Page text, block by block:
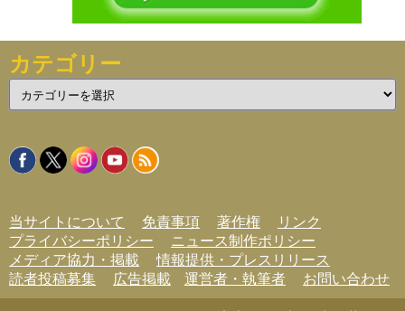
カテゴリー
テ
リ
ー
当サイトについて 免責事項 著作権
リンク
プライバシーポリシー
ニュース制作ポリシー
メディア協力・掲載
情報提供・プレスリリース
読者投稿募集
広告掲載 運営者・執筆者 お問い合わせ